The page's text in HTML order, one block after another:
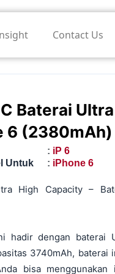
Contact Us
Baterai
6 (2380mAh)
Untuk
:
:
iP 6
iPhone 6
High Capacity –
hadir dengan baterai
3740mAh, baterai
bisa